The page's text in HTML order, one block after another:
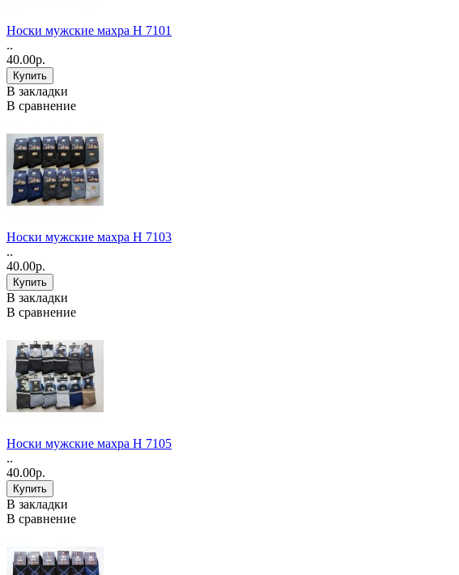
Носки мужские махра Н 7101
..
40.00р.
В закладки
В сравнение
Носки мужские махра Н 7103
..
40.00р.
В закладки
В сравнение
Носки мужские махра Н 7105
..
40.00р.
В закладки
В сравнение